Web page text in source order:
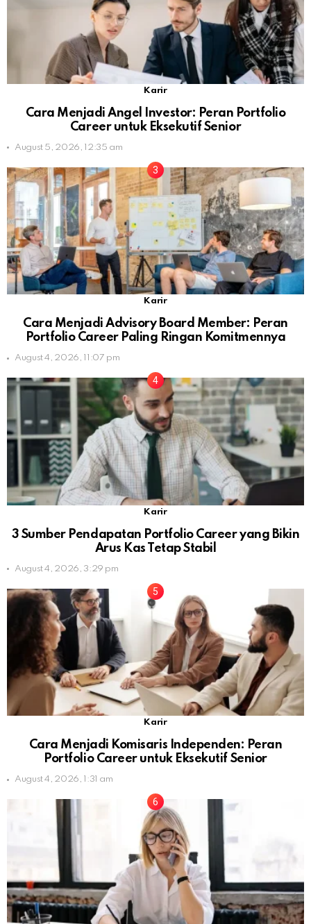
Karir
Cara Menjadi Angel Investor: Peran Portfolio
Career untuk Eksekutif Senior
August 5, 2026, 12:35 am
Karir
Cara Menjadi Advisory Board Member: Peran
Portfolio Career Paling Ringan Komitmennya
August 4, 2026, 11:07 pm
Karir
3 Sumber Pendapatan Portfolio Career yang Bikin
Arus Kas Tetap Stabil
August 4, 2026, 3:29 pm
Karir
Cara Menjadi Komisaris Independen: Peran
Portfolio Career untuk Eksekutif Senior
August 4, 2026, 1:31 am